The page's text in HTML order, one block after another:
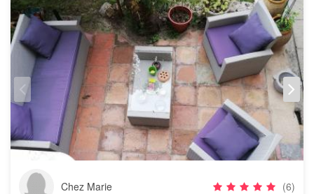
Chez Marie (6)